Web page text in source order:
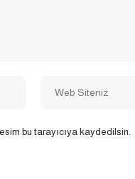
bu tarayıcıya kaydedilsin.